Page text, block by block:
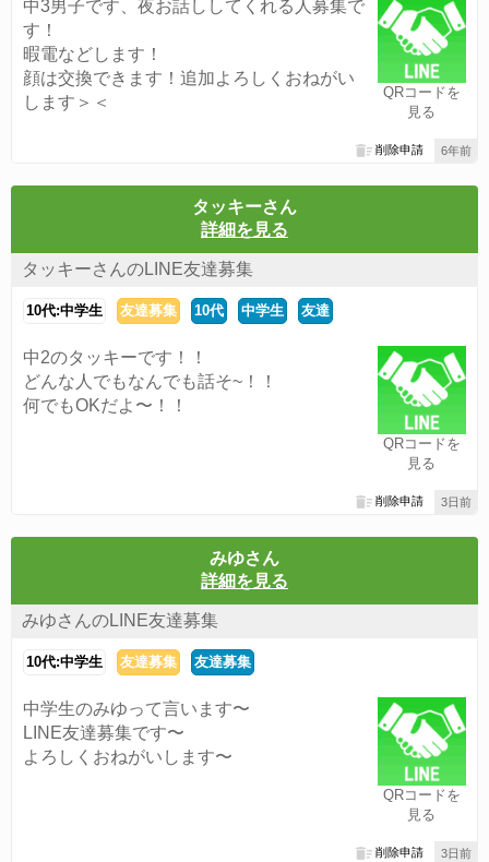
QRコードを
見る
中3男子です、夜お話ししてくれる人募集で
す！
暇電などします！
顔は交換できます！追加よろしくおねがい
します＞＜
6年前
削除申請
タッキーさん
詳細を見る
タッキーさんのLINE友達募集
10代:中学生 友達募集 10代 中学生 友達
QRコードを
見る
中2のタッキーです！！
どんな人でもなんでも話そ~！！
何でもOKだよ〜！！
3日前
削除申請
みゆさん
詳細を見る
みゆさんのLINE友達募集
10代:中学生 友達募集 友達募集
QRコードを
見る
中学生のみゆって言います〜
LINE友達募集です〜
よろしくおねがいします〜
3日前
削除申請